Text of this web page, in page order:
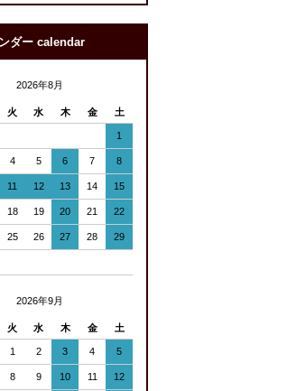
ダー calendar
2026年8月
火 水 木 金 土
1
4 5 6 7 8
11 12 13 14 15
18 19 20 21 22
25 26 27 28 29
2026年9月
火 水 木 金 土
1 2 3 4 5
8 9 10 11 12